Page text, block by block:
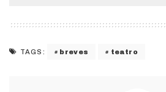
TAGS: breves teatro